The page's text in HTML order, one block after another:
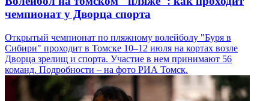
чемпионат у Дворца спорта
Открытый чемпионат по пляжному волейболу "Буря в
Сибири" проходит в Томске 10–12 июля на кортах возле
Дворца зрелищ и спорта. Участие в нем принимают 56
команд. Подробности – на фото РИА Томск.